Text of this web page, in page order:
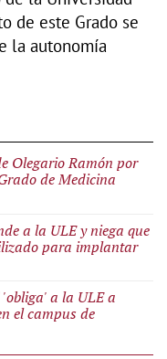
de este Grado se
la autonomía
Olegario Ramón por
de Medicina
a la ULE y niega que
para implantar
a la ULE a
el campus de